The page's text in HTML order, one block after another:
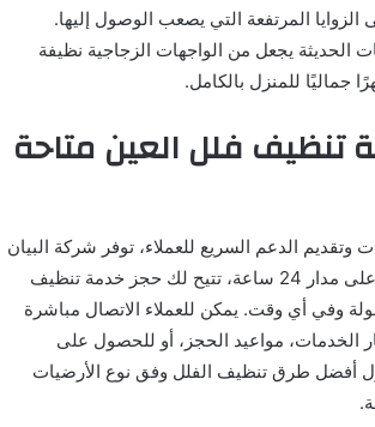
الزوايا المرتفعة التي يصعب الوصول إليها.
الحديثة يجعل من الواجهات الزجاجية نظيفة
جماليًا للمنزل بالكامل.
تنظيف فلل العين متاحة
وتقديم الدعم السريع للعملاء، توفر شركة البيان
أرقام تواصل متاحة على مدار 24 ساعة، تتيح لك حجز خدمة تنظيف
وفي أي وقت. يمكن للعملاء الاتصال مباشرة
الخدمات، مواعيد الحجز، أو للحصول على
أفضل طرق تنظيف الفلل وفق نوع الأرضيات